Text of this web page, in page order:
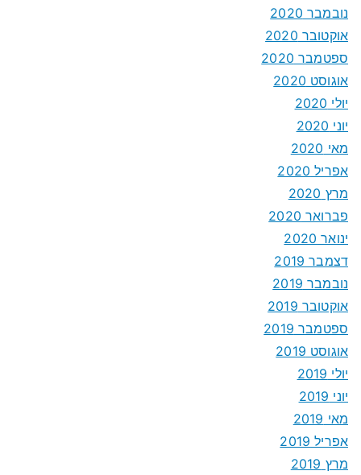
נובמבר 2020
אוקטובר 2020
ספטמבר 2020
אוגוסט 2020
יולי 2020
יוני 2020
מאי 2020
אפריל 2020
מרץ 2020
פברואר 2020
ינואר 2020
דצמבר 2019
נובמבר 2019
אוקטובר 2019
ספטמבר 2019
אוגוסט 2019
יולי 2019
יוני 2019
מאי 2019
אפריל 2019
מרץ 2019